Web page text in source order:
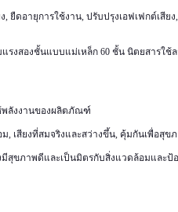
ยืดอายุการใช้งาน, ปรับปรุงเอฟเฟกต์เสีย
รงสองชั้นแบบแม่เหล็ก 60 ชั้น นิตยสารใช้
พลังงานของผลิตภัณฑ์
, เสียงที่สมจริงและสว่างขึ้น, คุ้มกันเพื่อสุ
สุขภาพดีและเป็นมิตรกับสิ่งแวดล้อมและป้